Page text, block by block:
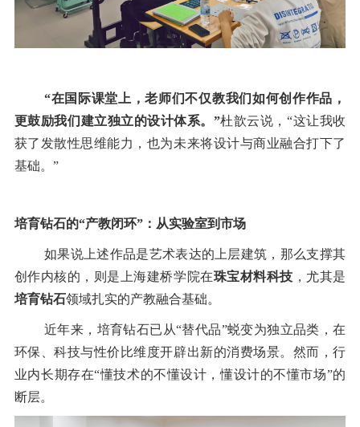
“在国际课堂上，老师们不仅教我们如何创作作品，
更鼓励我们建立独立的设计体系。 ”杜歆云说， “这让我收
获了发散性思维能力，也为未来将设计与商业融合打下了
基础。 ”
培育钻石的“产教闭环”：从实验室到市场
如果说上述作品是艺术表达的上层建筑，那么支撑其
创作内核的，则是上海建桥学院在珠宝材料科技 ，尤其是
培育钻石领域扎实的产教融合基础。
近年来，培育钻石已从“替代品”蜕变为独立品类，在
环保、科技与性价比维度开辟出新的消费场景。然而，行
业内长期存在“懂技术的不懂设计，懂设计的不懂市场”的
断层。